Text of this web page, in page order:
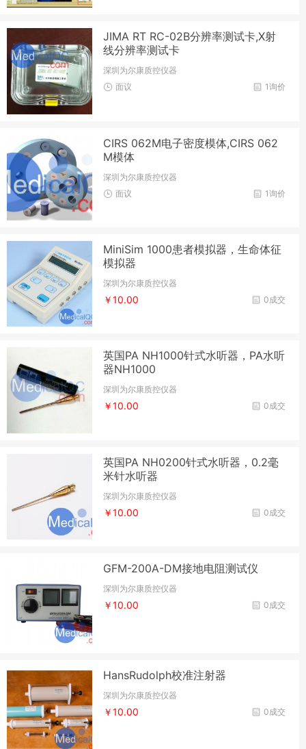
JIMA RT RC-02B分辨率测试卡,X射
线分辨率测试卡
深圳为尔康质控仪器
1询价
面议
CIRS 062M电子密度模体,CIRS 062
M模体
深圳为尔康质控仪器
1询价
面议
MiniSim 1000患者模拟器，生命体征
模拟器
深圳为尔康质控仪器
0成交
￥10.00
英国PA NH1000针式水听器，PA水听
器NH1000
深圳为尔康质控仪器
0成交
￥10.00
英国PA NH0200针式水听器，0.2毫
米针水听器
深圳为尔康质控仪器
0成交
￥10.00
GFM-200A-DM接地电阻测试仪
深圳为尔康质控仪器
0成交
￥10.00
HansRudolph校准注射器
深圳为尔康质控仪器
0成交
￥10.00